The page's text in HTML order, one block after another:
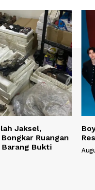
Jaksel,
Ruangan
Barang Bukti